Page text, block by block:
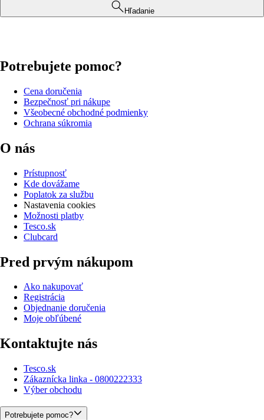
Hľadanie
Potrebujete pomoc?
Cena doručenia
Bezpečnosť pri nákupe
Všeobecné obchodné podmienky
Ochrana súkromia
O nás
Prístupnosť
Kde dovážame
Poplatok za službu
Nastavenia cookies
Možnosti platby
Tesco.sk
Clubcard
Pred prvým nákupom
Ako nakupovať
Registrácia
Objednanie doručenia
Moje obľúbené
Kontaktujte nás
Tesco.sk
Zákaznícka linka - 0800222333
Výber obchodu
Potrebujete pomoc?